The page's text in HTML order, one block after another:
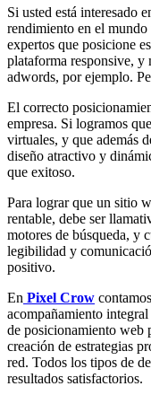
Si usted está interesado
rendimiento en el
expertos que posicione
plataforma responsive, y
adwords, por ejemplo.
El correcto
empresa. Si logramos
virtuales, y que además
diseño atractivo y
que exitoso.
Para lograr que un sitio
rentable, debe ser
motores de búsqueda, y
legibilidad y
positivo.
En Pixel Crow
acompañamiento
de posicionamiento web
creación de estrategias
red. Todos los tipos de
resultados satisfactorios.